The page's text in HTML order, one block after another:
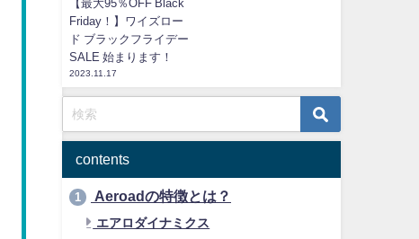
【最大95％OFF Black
Friday！】ワイズロー
ド ブラックフライデー
SALE 始まります！
2023.11.17
contents
1 Aeroadの特徴とは？
エアロダイナミクス